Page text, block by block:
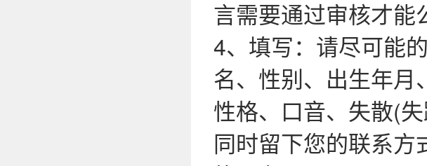
言需要通过审核才能
4、填写：请尽可能
名、性别、出生年月
性格、口音、失散(
同时留下您的联系